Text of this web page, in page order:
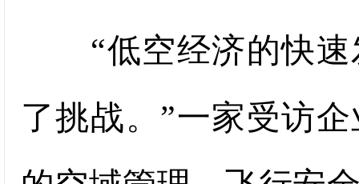
“低空经济的快速
了挑战。”一家受访